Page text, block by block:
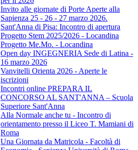
Invito alle giornate di Porte Aperte alla
Sapienza 25 - 26 - 27 marzo 2026.
Sant'Anna di Pisa: Incontro di apertura
Progetto Stem 2025/2026 - Locandina
Progetto Me.Mo. - Locandina
Open day INGEGNERIA Sede di Latina -
16 marzo 2026
Vanvitelli Orienta 2026 - Aperte le
iscrizioni
Incontri online PREPARA IL
CONCORSO AL SANT'ANNA – Scuola
Superiore Sant'Anna
Alla Normale anche tu - Incontro di
orientamento presso il Liceo T. Mamiani di
Roma
Una Giornata da Matricola - Facoltà di